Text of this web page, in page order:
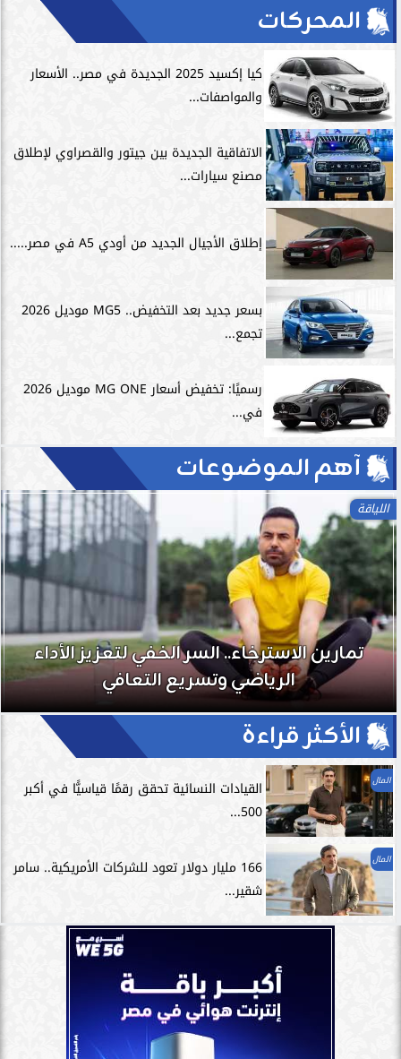
المحركات
كيا إكسيد 2025 الجديدة في مصر.. الأسعار
والمواصفات...
الاتفاقية الجديدة بين جيتور والقصراوي لإطلاق
مصنع سيارات...
إطلاق الأجيال الجديد من أودي A5 في مصر.....
بسعر جديد بعد التخفيض.. MG5 موديل 2026
تجمع...
رسميًا: تخفيض أسعار MG ONE موديل 2026
في...
آهم الموضوعات
اللياقة
تمارين الاسترخاء.. السر الخفي لتعزيز الأداء
الرياضي وتسريع التعافي
الأكثر قراءة
المال
القيادات النسائية تحقق رقمًا قياسيًّا في أكبر
500...
المال
166 مليار دولار تعود للشركات الأمريكية.. سامر
شقير...